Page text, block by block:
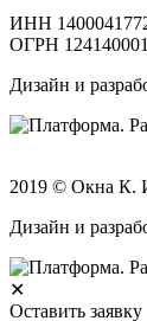
ИНН
ОГРН
Дизайн и
2019 © Окна К.
Дизайн и
✕
Оставить заявку